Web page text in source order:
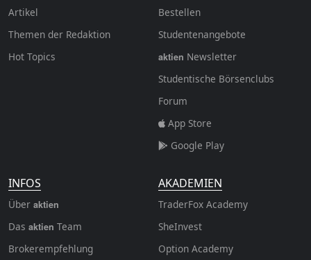
Artikel
Themen der Redaktion
Hot Topics
Bestellen
Studentenangebote
aktien Newsletter
Studentische Börsenclubs
Forum
App Store
Google Play
INFOS
Über aktien
Das aktien Team
Brokerempfehlung
AKADEMIEN
TraderFox Academy
SheInvest
Option Academy